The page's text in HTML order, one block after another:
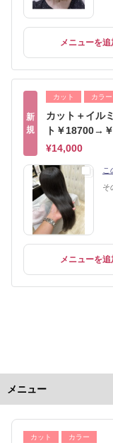
メニューを追
新
規
カット カラー
カット＋イル
ト￥18700→
¥14,000
こ
そ
メニューを追
メニュー
カット カラー